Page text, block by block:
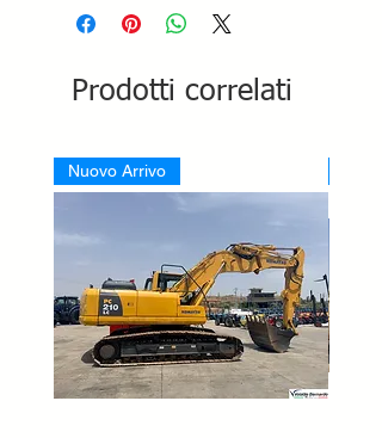
Prodotti correlati
Nuovo Arrivo